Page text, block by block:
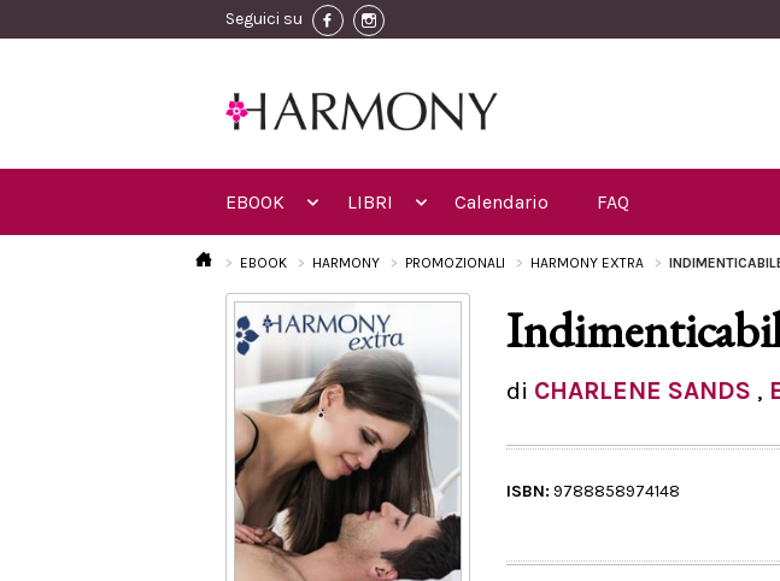
Seguici su
EBOOK LIBRI Calendario FAQ
EBOOK HARMONY PROMOZIONALI HARMONY EXTRA
di CHARLENE SANDS ,
ISBN: 9788858974148